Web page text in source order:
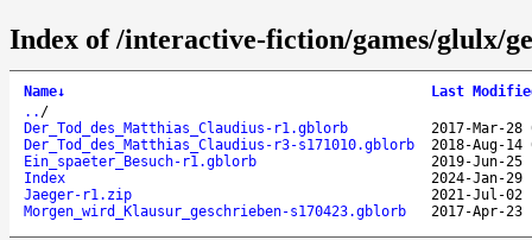
Index of /interactive-fiction/games/glulx/
Name↓
Last
.. /
Der_Tod_des_Matthias_Claudius-r1.gblorb
2017-Mar-28
Der_Tod_des_Matthias_Claudius-r3-s171010.gblorb
2018-Aug-14
Ein_spaeter_Besuch-r1.gblorb
2019-Jun-25
Index
2024-Jan-29
Jaeger-r1.zip
2021-Jul-02
Morgen_wird_Klausur_geschrieben-s170423.gblorb
2017-Apr-23